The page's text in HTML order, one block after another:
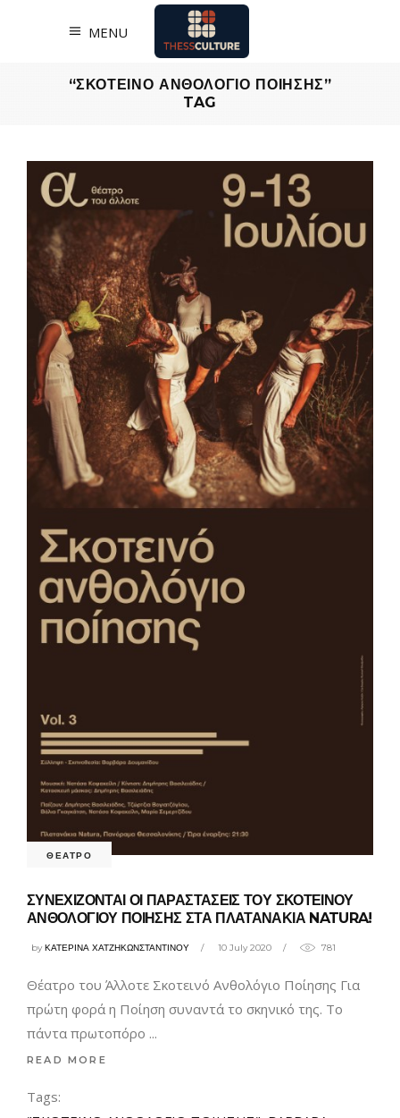
MENU
“ΣΚΟΤΕΙΝΟ ΑΝΘΟΛΟΓΙΟ ΠΟΙΗΣΗΣ”
TAG
ΘΕΑΤΡΟ
ΣΥΝΕΧΙΖΟΝΤΑΙ ΟΙ ΠΑΡΑΣΤΑΣΕΙΣ ΤΟΥ ΣΚΟΤΕΙΝΟΥ
ΑΝΘΟΛΟΓΙΟΥ ΠΟΙΗΣΗΣ ΣΤΑ ΠΛΑΤΑΝΑΚΙΑ NATURA!
byΚΑΤΕΡΙΝΑ ΧΑΤΖΗΚΩΝΣΤΑΝΤΙΝΟΥ 10 July 2020 781
Θέατρο του Άλλοτε Σκοτεινό Ανθολόγιο Ποίησης Για
πρώτη φορά η Ποίηση συναντά το σκηνικό της. Το
πάντα πρωτοπόρο
READ MORE
Tags: